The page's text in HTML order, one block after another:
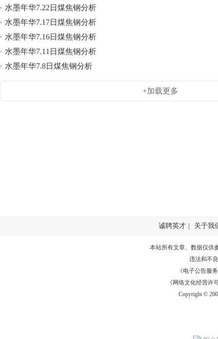
水墨年华7.22日煤焦钢分析
水墨年华7.17日煤焦钢分析
水墨年华7.16日煤焦钢分析
水墨年华7.11日煤焦钢分析
水墨年华7.8日煤焦钢分析
+加载更多
诚聘英才 关于我
本站所有文章、数据仅供
违法和不
《电子公告服务
《网络文化经营许
Copyright ©